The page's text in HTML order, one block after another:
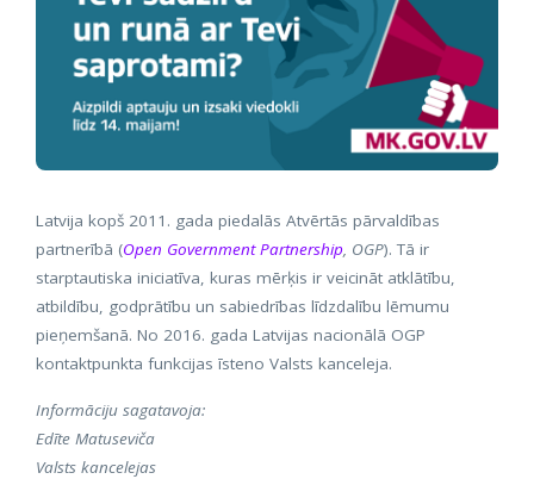
Latvija kopš 2011. gada piedalās Atvērtās pārvaldības
partnerībā (Open Government Partnership, OGP). Tā ir
starptautiska iniciatīva, kuras mērķis ir veicināt atklātību,
atbildību, godprātību un sabiedrības līdzdalību lēmumu
pieņemšanā. No 2016. gada Latvijas nacionālā OGP
kontaktpunkta funkcijas īsteno Valsts kanceleja.
Informāciju sagatavoja:
Edīte Matuseviča
Valsts kancelejas